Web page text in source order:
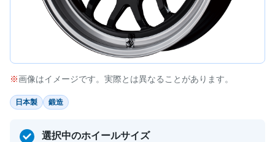
画像はイメージです。実際とは異なることがあります。
日本製 鍛造
選択中のホイールサイズ